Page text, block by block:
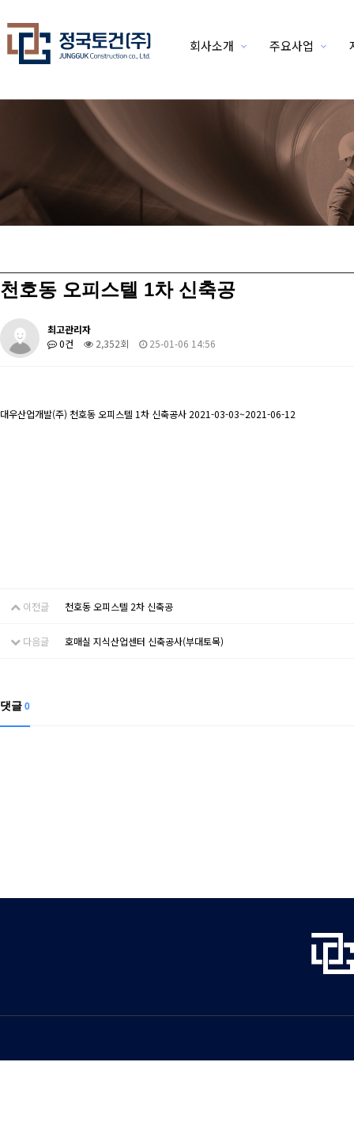
회사소개 주요사업
천호동 오피스텔 1차 신축공
최고관리자
0건
2,352회 25-01-06 14:56
대우산업개발(주) 천호동 오피스텔 1차 신축공사 2021-03-03~2021-06-12
이전글 천호동 오피스텔 2차 신축공
다음글 호매실 지식산업센터 신축공사(부대토목)
댓글 0